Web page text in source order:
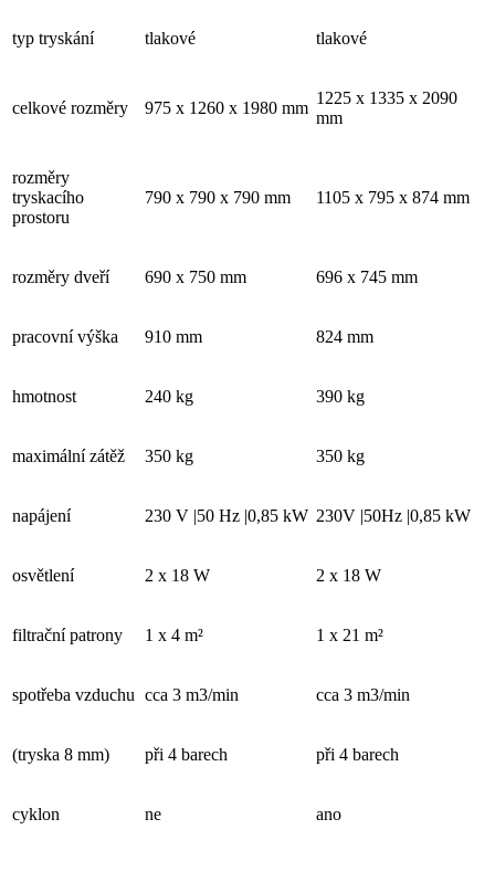
typ tryskání tlakové tlakové
celkové rozměry 975 x 1260 x 1980 mm
1225 x 1335 x 2090
mm
rozměry
tryskacího
prostoru
790 x 790 x 790 mm 1105 x 795 x 874 mm
rozměry dveří 690 x 750 mm 696 x 745 mm
pracovní výška 910 mm 824 mm
hmotnost 240 kg 390 kg
maximální zátěž 350 kg 350 kg
napájení 230 V |50 Hz |0,85 kW 230V |50Hz |0,85 kW
osvětlení 2 x 18 W 2 x 18 W
filtrační patrony 1 x 4 m² 1 x 21 m²
spotřeba vzduchu cca 3 m3/min cca 3 m3/min
(tryska 8 mm) při 4 barech při 4 barech
cyklon ne ano